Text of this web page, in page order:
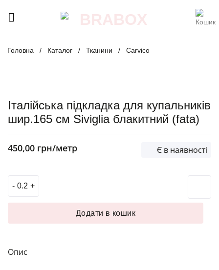
Головна / Каталог / Тканини / Carvico
Італійська підкладка для купальників
шир.165 см Siviglia блакитний (fata)
450,00 грн/метр Є в наявності
Опис
Італійська підкладка для купальників шир.165 см
Додати в кошик